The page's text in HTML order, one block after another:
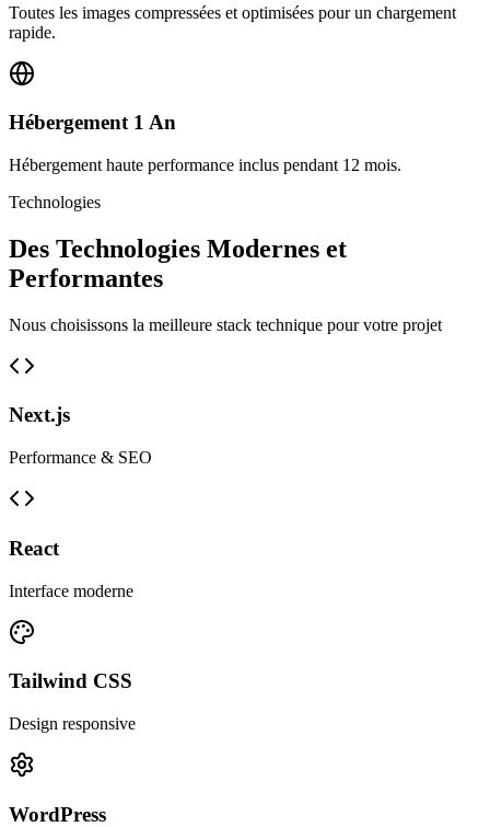
Toutes les images compressées et optimisées pour un chargement
rapide.
Hébergement 1 An
Hébergement haute performance inclus pendant 12 mois.
Technologies
Des Technologies Modernes et
Performantes
Nous choisissons la meilleure stack technique pour votre projet
Next.js
Performance & SEO
React
Interface moderne
Tailwind CSS
Design responsive
WordPress